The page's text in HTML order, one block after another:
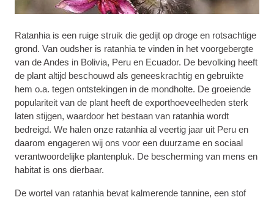
Ratanhia is een ruige struik die gedijt op droge en rotsachtige
grond. Van oudsher is ratanhia te vinden in het voorgebergte
van de Andes in Bolivia, Peru en Ecuador. De bevolking heeft
de plant altijd beschouwd als geneeskrachtig en gebruikte
hem o.a. tegen ontstekingen in de mondholte. De groeiende
populariteit van de plant heeft de exporthoeveelheden sterk
laten stijgen, waardoor het bestaan van ratanhia wordt
bedreigd. We halen onze ratanhia al veertig jaar uit Peru en
daarom engageren wij ons voor een duurzame en sociaal
verantwoordelijke plantenpluk. De bescherming van mens en
habitat is ons dierbaar.
De wortel van ratanhia bevat kalmerende tannine, een stof